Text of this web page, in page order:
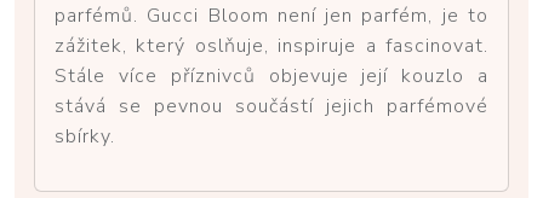
parfémů. Gucci Bloom není jen parfém, je to
zážitek, který oslňuje, inspiruje a fascinovat.
Stále více příznivců objevuje její kouzlo a
stává se pevnou součástí jejich parfémové
sbírky.